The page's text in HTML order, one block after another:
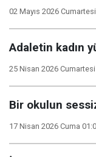
02 Mayıs 2026
Adaletin kadın
25 Nisan 2026
Bir okulun
17 Nisan 2026 Cuma